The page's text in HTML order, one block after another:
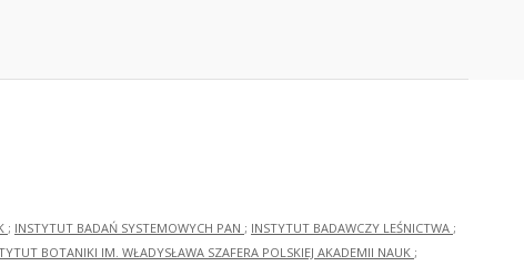
; INSTYTUT BADAŃ SYSTEMOWYCH PAN ; INSTYTUT BADAWCZY LEŚNICTWA ;
BOTANIKI IM. WŁADYSŁAWA SZAFERA POLSKIEJ AKADEMII NAUK ;